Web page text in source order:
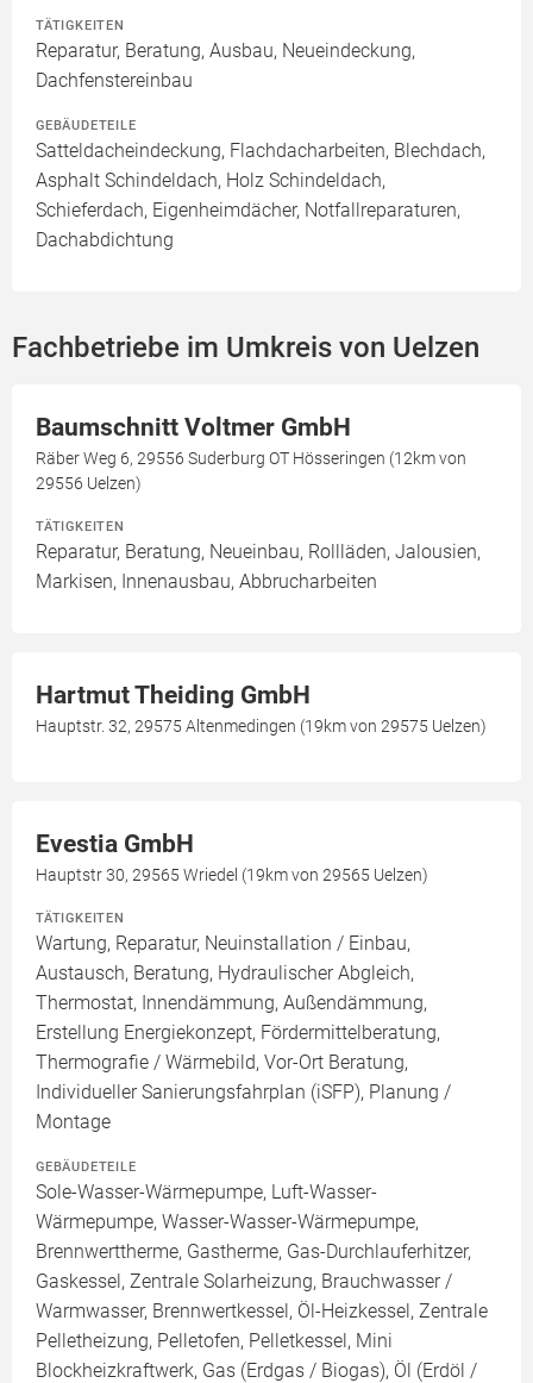
TÄTIGKEITEN
Reparatur, Beratung, Ausbau, Neueindeckung,
Dachfenstereinbau
GEBÄUDETEILE
Satteldacheindeckung, Flachdacharbeiten, Blechdach,
Asphalt Schindeldach, Holz Schindeldach,
Schieferdach, Eigenheimdächer, Notfallreparaturen,
Dachabdichtung
Fachbetriebe im Umkreis von Uelzen
Baumschnitt Voltmer GmbH
Räber Weg 6, 29556 Suderburg OT Hösseringen (12km von
29556 Uelzen)
TÄTIGKEITEN
Reparatur, Beratung, Neueinbau, Rollläden, Jalousien,
Markisen, Innenausbau, Abbrucharbeiten
Hartmut Theiding GmbH
Hauptstr. 32, 29575 Altenmedingen (19km von 29575 Uelzen)
Evestia GmbH
Hauptstr 30, 29565 Wriedel (19km von 29565 Uelzen)
TÄTIGKEITEN
Wartung, Reparatur, Neuinstallation / Einbau,
Austausch, Beratung, Hydraulischer Abgleich,
Thermostat, Innendämmung, Außendämmung,
Erstellung Energiekonzept, Fördermittelberatung,
Thermografie / Wärmebild, Vor-Ort Beratung,
Individueller Sanierungsfahrplan (iSFP), Planung /
Montage
GEBÄUDETEILE
Sole-Wasser-Wärmepumpe, Luft-Wasser-
Wärmepumpe, Wasser-Wasser-Wärmepumpe,
Brennwerttherme, Gastherme, Gas-Durchlauferhitzer,
Gaskessel, Zentrale Solarheizung, Brauchwasser /
Warmwasser, Brennwertkessel, Öl-Heizkessel, Zentrale
Pelletheizung, Pelletofen, Pelletkessel, Mini
Blockheizkraftwerk, Gas (Erdgas / Biogas), Öl (Erdöl /